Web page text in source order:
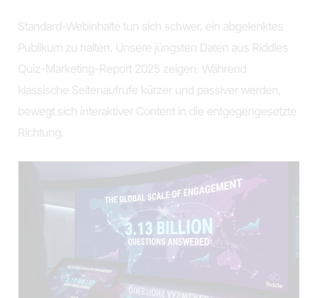
Standard-Webinhalte tun sich schwer, ein abgelenktes
Publikum zu halten. Unsere jüngsten Daten aus Riddles
Quiz-Marketing-Report 2025 zeigen: Während
klassische Seitenaufrufe kürzer und passiver werden,
bewegt sich interaktiver Content in die entgegengesetzte
Richtung.